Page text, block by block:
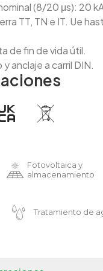
(8/20 μs): 20
TT, TN e IT. Ue
de fin de vida útil.
anclaje a carril DIN.
Fotovoltaica y
almacenamiento
Tratamiento de